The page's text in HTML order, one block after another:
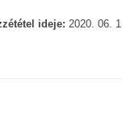
ideje: 2020. 06.